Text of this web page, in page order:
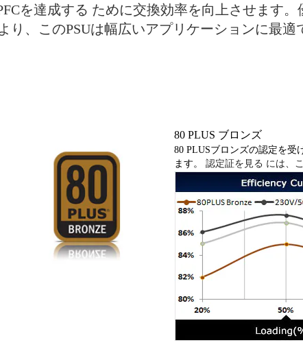
を達成する ために交換効率を向上させます
り、このPSUは幅広いアプリケーションに最適
80 PLUS ブロンズ
80 PLUSブロンズの認定を受
ます。 認定証を見る には、